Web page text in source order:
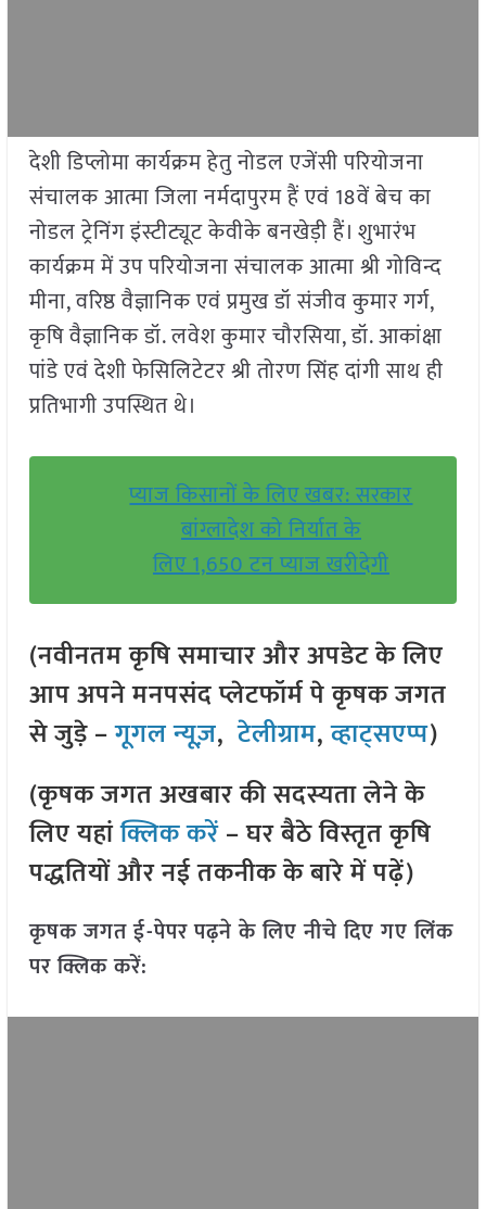
देशी डिप्लोमा कार्यक्रम हेतु नोडल एजेंसी परियोजना
संचालक आत्मा जिला नर्मदापुरम हैं एवं 18वें बेच का
नोडल ट्रेनिंग इंस्टीट्यूट केवीके बनखेड़ी हैं। शुभारंभ
कार्यक्रम में उप परियोजना संचालक आत्मा श्री गोविन्द
मीना, वरिष्ठ वैज्ञानिक एवं प्रमुख डॉ संजीव कुमार गर्ग,
कृषि वैज्ञानिक डॉ. लवेश कुमार चौरसिया, डॉ. आकांक्षा
पांडे एवं देशी फेसिलिटेटर श्री तोरण सिंह दांगी साथ ही
प्रतिभागी उपस्थित थे।
प्याज किसानों के लिए खबर: सरकार
बांग्लादेश को निर्यात के
लिए 1,650 टन प्याज खरीदेगी
(नवीनतम कृषि समाचार और अपडेट के लिए
आप अपने मनपसंद प्लेटफॉर्म पे कृषक जगत
से जुड़े –गूगल न्यूज़,टेलीग्राम,व्हाट्सएप्प)
(कृषक जगत अखबार की सदस्यता लेने के
लिए यहांक्लिक करें– घर बैठे विस्तृत कृषि
पद्धतियों और नई तकनीक के बारे में पढ़ें)
कृषक जगत ई-पेपर पढ़ने के लिए नीचे दिए गए लिंक
पर क्लिक करें: